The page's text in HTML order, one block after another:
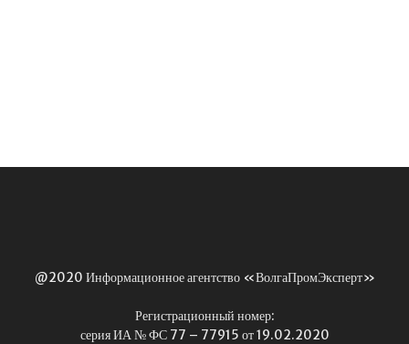
@2020 Информационное агентство «ВолгаПромЭксперт»
Регистрационный номер:
серия ИА № ФС 77 – 77915 от 19.02.2020